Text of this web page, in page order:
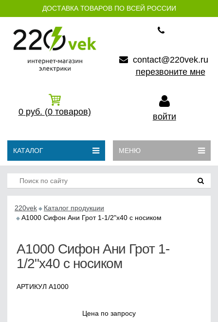
ДОСТАВКА ТОВАРОВ ПО ВСЕЙ РОССИИ
contact@220vek.ru
перезвоните мне
0 руб. (0 товаров) войти
КАТАЛОГ МЕНЮ
220vek
Каталог продукции
А1000 Сифон Ани Грот 1-1/2"х40 с носиком
А1000 Сифон Ани Грот 1-
1/2"х40 с носиком
АРТИКУЛ А1000
Цена по запросу